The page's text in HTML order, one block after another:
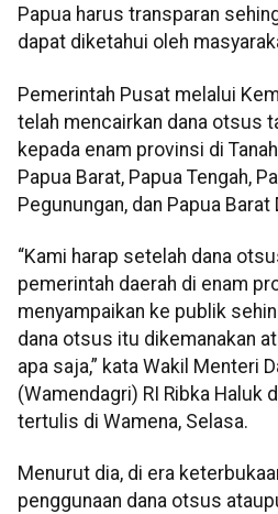
Papua harus transparan
dapat diketahui oleh
Pemerintah Pusat melalui
telah mencairkan dana otsus
kepada enam provinsi di
Papua Barat, Papua Tengah,
Pegunungan, dan Papua Barat
“Kami harap setelah dana
pemerintah daerah di enam
menyampaikan ke publik
dana otsus itu dikemanakan
apa saja,” kata Wakil Menteri
(Wamendagri) RI Ribka Haluk
tertulis di Wamena, Selasa.
Menurut dia, di era
penggunaan dana otsus